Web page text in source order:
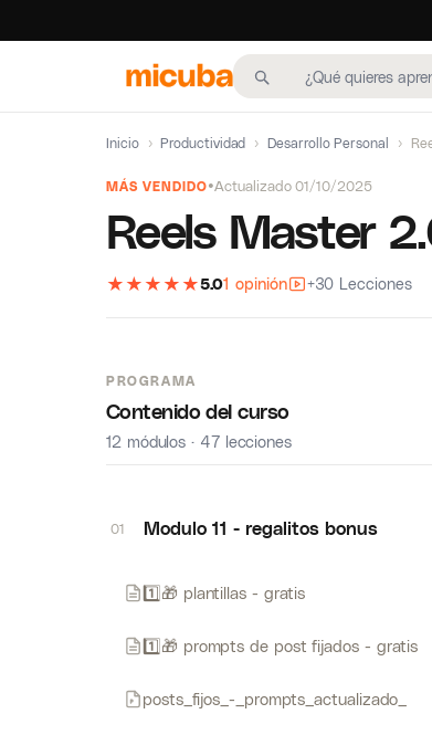
Inicio › Productividad › Desarrollo Personal ›
MÁS VENDIDO Actualizado 01/10/2025
Reels Master
★ ★ ★ ★ ★5.01 opinión +30 Lecciones
PROGRAMA
Contenido del curso
12 módulos · 47 lecciones
01 Modulo 11 - regalitos bonus
1️⃣🎁 plantillas - gratis
1️⃣🎁 prompts de post fijados - gratis
posts_fijos_-_prompts_actualizado_